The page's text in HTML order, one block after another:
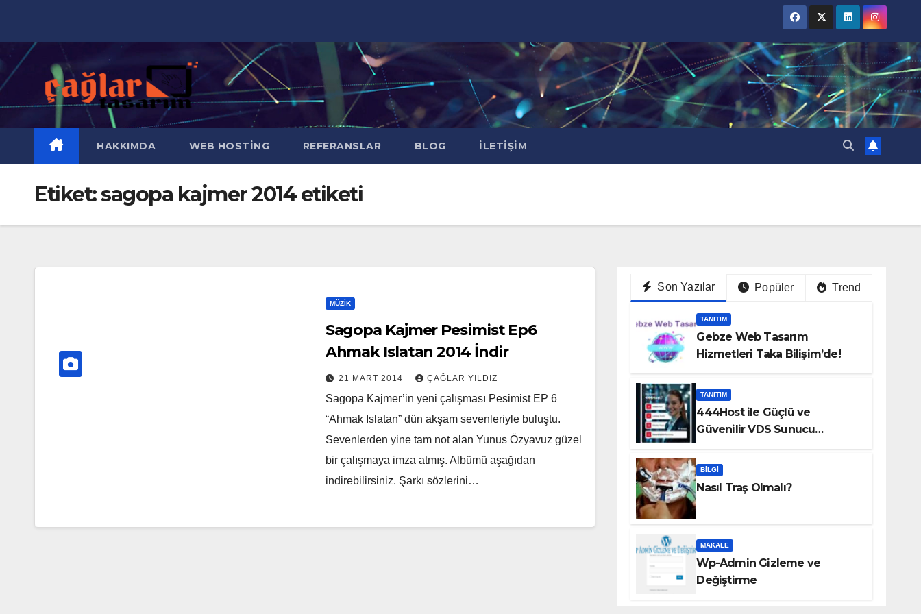
content
HAKKIMDA WEB HOSTING REFERANSLAR BLOG İLETIŞIM
Etiket:sagopa kajmer 2014 etiketi
MÜZIK
Sagopa Kajmer Pesimist Ep6
Ahmak Islatan 2014 İndir
21 MART 2014 ÇAĞLAR YILDIZ
Sagopa Kajmer’in yeni çalışması Pesimist EP 6
“Ahmak Islatan” dün akşam sevenleriyle buluştu.
Sevenlerden yine tam not alan Yunus Özyavuz güzel
bir çalışmaya imza atmış. Albümü aşağıdan
indirebilirsiniz. Şarkı sözlerini…
Son Yazılar Popüler Trend
TANITIM
Gebze Web Tasarım
Hizmetleri Taka Bilişim’de!
TANITIM
444Host ile Güçlü ve
Güvenilir VDS Sunucu
BILGI
Nasıl Traş Olmalı?
MAKALE
Wp-Admin Gizleme ve
Değiştirme